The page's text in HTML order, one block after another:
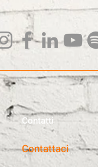
Contatti
Contattaci